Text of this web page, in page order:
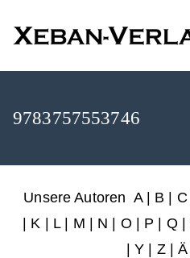
9783757553746
Unsere Autoren A| B C
K L| M N O P Q|
Y Z|Ä